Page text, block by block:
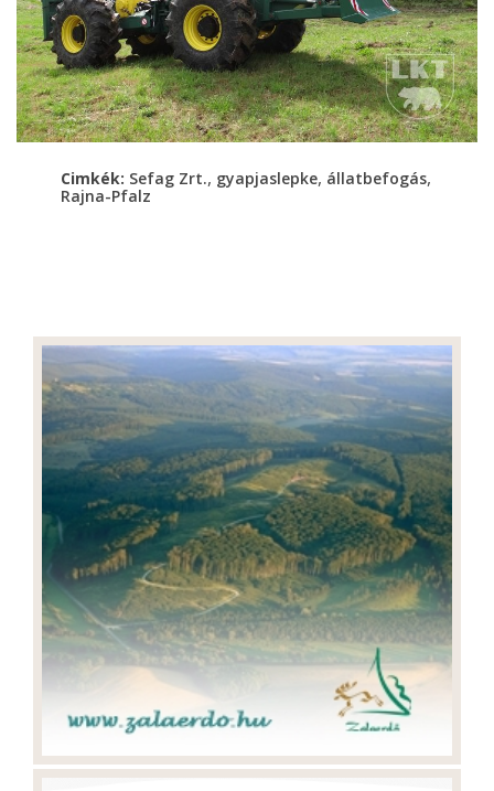
Cimkék: Sefag Zrt., gyapjaslepke, állatbefogás,
Rajna-Pfalz